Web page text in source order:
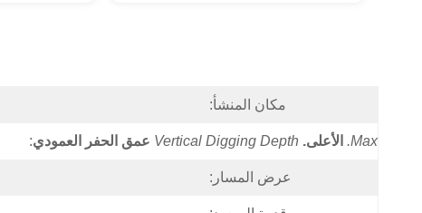
مكان المنشأ:
Max. الأعلى. Vertical Digging Depth عمق الحفر العمودي:
عرض المسار: